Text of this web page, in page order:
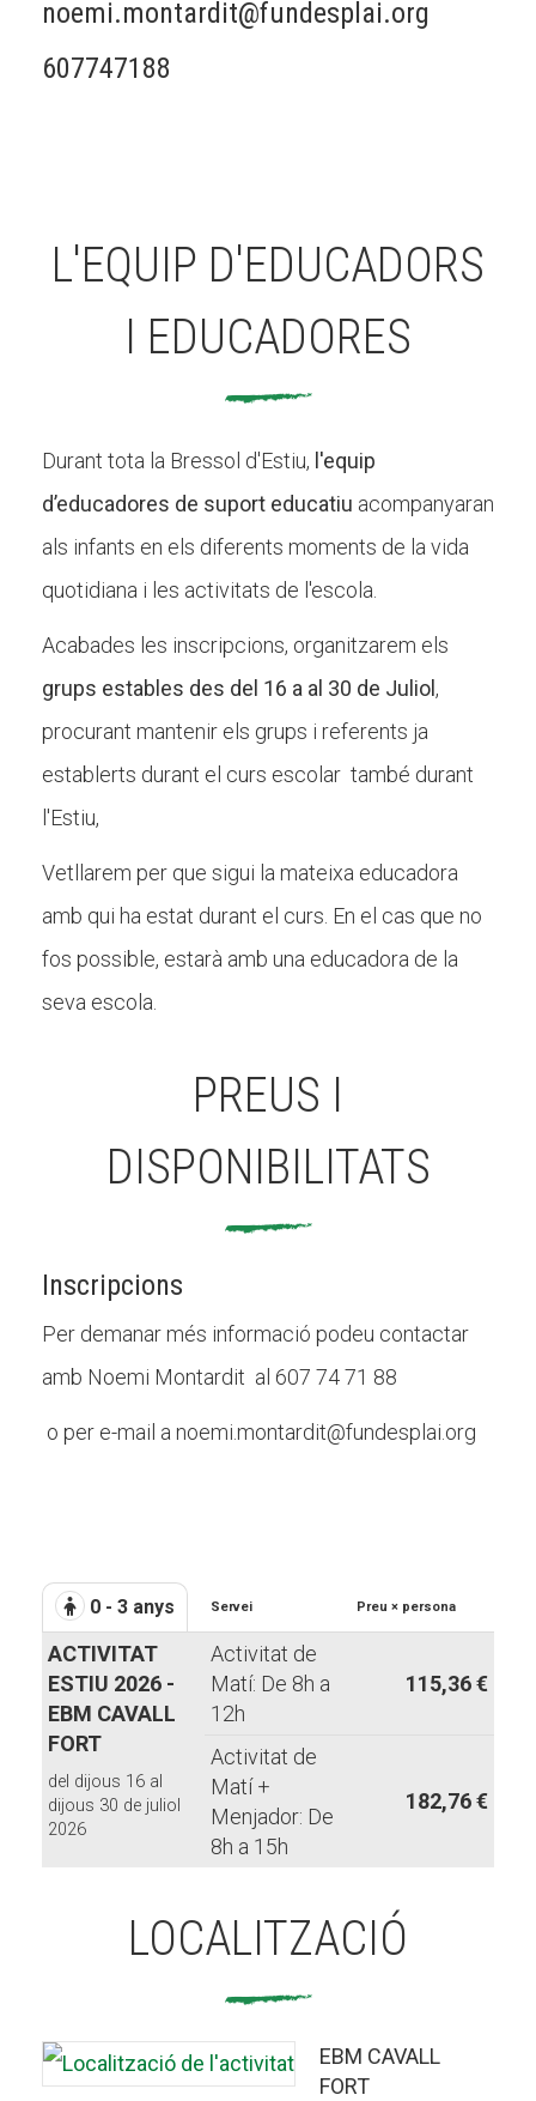
noemi.montardit@fundesplai.org
607747188
L'EQUIP D'EDUCADORS
I EDUCADORES
Durant tota la Bressol d'Estiu, l'equip
d’educadores de suport educatiu acompanyaran
als infants en els diferents moments de la vida
quotidiana i les activitats de l'escola.
Acabades les inscripcions, organitzarem els
grups estables des del 16 a al 30 de Juliol,
procurant mantenir els grups i referents ja
establerts durant el curs escolar també durant
l'Estiu,
Vetllarem per que sigui la mateixa educadora
amb qui ha estat durant el curs. En el cas que no
fos possible, estarà amb una educadora de la
seva escola.
PREUS I
DISPONIBILITATS
Inscripcions
Per demanar més informació podeu contactar
amb Noemi Montardit al 607 74 71 88
o per e-mail a noemi.montardit@fundesplai.org
0 - 3 anys Servei Preu × persona
ACTIVITAT
ESTIU 2026 -
EBM CAVALL
FORT
del dijous 16 al
dijous 30 de juliol
2026
Activitat de
Matí: De 8h a
12h
115,36 €
Activitat de
Matí +
Menjador: De
8h a 15h
182,76 €
LOCALITZACIÓ
EBM CAVALL
FORT